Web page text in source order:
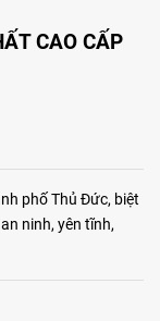
CAO CẤP
phố Thủ Đức, biệt
ninh, yên tĩnh,